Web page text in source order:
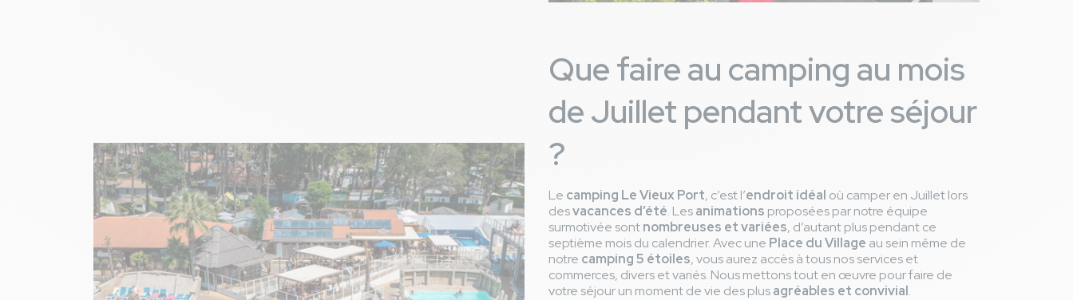
Que faire au camping au mois
de Juillet pendant votre séjour
?
Le camping Le Vieux Port, c’est l’endroit idéal où camper en Juillet lors
desvacances d’été. Lesanimations proposées par notre équipe
surmotivée sontnombreuses et variées, d’autant plus pendant ce
septième mois du calendrier. Avec une Place du Village au sein même de
notre camping 5 étoiles, vous aurez accès à tous nos services et
commerces, divers et variés. Nous mettons tout en œuvre pour faire de
votre séjour un moment de vie des plusagréables et convivial.